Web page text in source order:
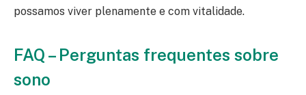
possamos viver plenamente e com vitalidade.
FAQ – Perguntas frequentes sobre
sono